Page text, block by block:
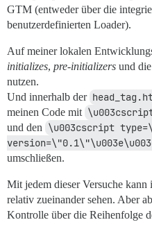
GTM (entweder über die
benutzerdefinierten Loader).
Auf meiner lokalen
initializes, pre-initializers und die
nutzen.
Und innerhalb der
meinen Code mit
und den \u003cscript
umschließen.
Mit jedem dieser Versuche
relativ zueinander sehen. Aber
Kontrolle über die Reihenfolge